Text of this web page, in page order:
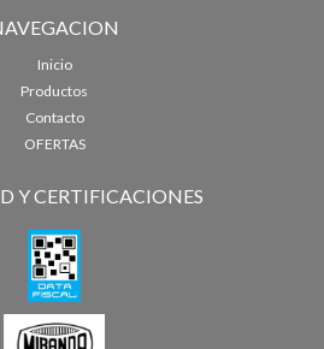
Inicio
Productos
Contacto
OFERTAS
Y CERTIFICACIONES